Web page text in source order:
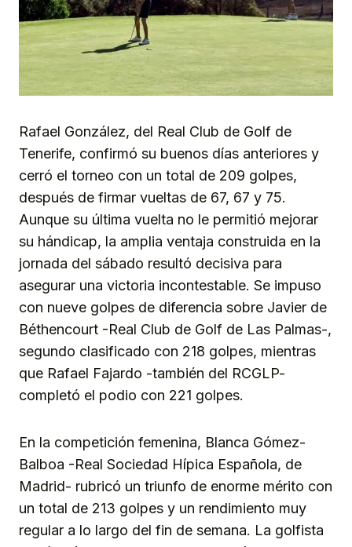
Rafael González, del Real Club de Golf de
Tenerife, confirmó su buenos días anteriores y
cerró el torneo con un total de 209 golpes,
después de firmar vueltas de 67, 67 y 75.
Aunque su última vuelta no le permitió mejorar
su hándicap, la amplia ventaja construida en la
jornada del sábado resultó decisiva para
asegurar una victoria incontestable. Se impuso
con nueve golpes de diferencia sobre Javier de
Béthencourt -Real Club de Golf de Las Palmas-,
segundo clasificado con 218 golpes, mientras
que Rafael Fajardo -también del RCGLP-
completó el podio con 221 golpes.
En la competición femenina, Blanca Gómez-
Balboa -Real Sociedad Hípica Española, de
Madrid- rubricó un triunfo de enorme mérito con
un total de 213 golpes y un rendimiento muy
regular a lo largo del fin de semana. La golfista